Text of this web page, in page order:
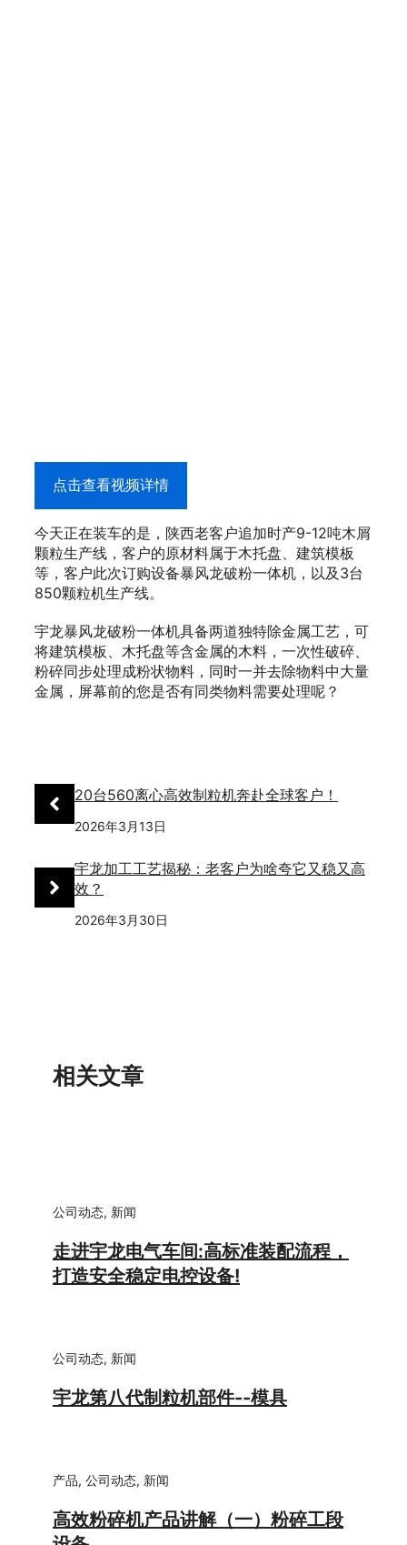
点击查看视频详情
今天正在装车的是，陕西老客户追加时产9-12吨木屑
颗粒生产线，客户的原材料属于木托盘、建筑模板
等，客户此次订购设备暴风龙破粉一体机，以及3台
850颗粒机生产线。
宇龙暴风龙破粉一体机具备两道独特除金属工艺，可
将建筑模板、木托盘等含金属的木料，一次性破碎、
粉碎同步处理成粉状物料，同时一并去除物料中大量
金属，屏幕前的您是否有同类物料需要处理呢？
20台560离心高效制粒机奔赴全球客户！
2026年3月13日
宇龙加工工艺揭秘：老客户为啥夸它又稳又高
效？
2026年3月30日
相关文章
公司动态, 新闻
走进宇龙电气车间:高标准装配流程，
打造安全稳定电控设备!
公司动态, 新闻
宇龙第八代制粒机部件--模具
产品, 公司动态, 新闻
高效粉碎机产品讲解（一）粉碎工段